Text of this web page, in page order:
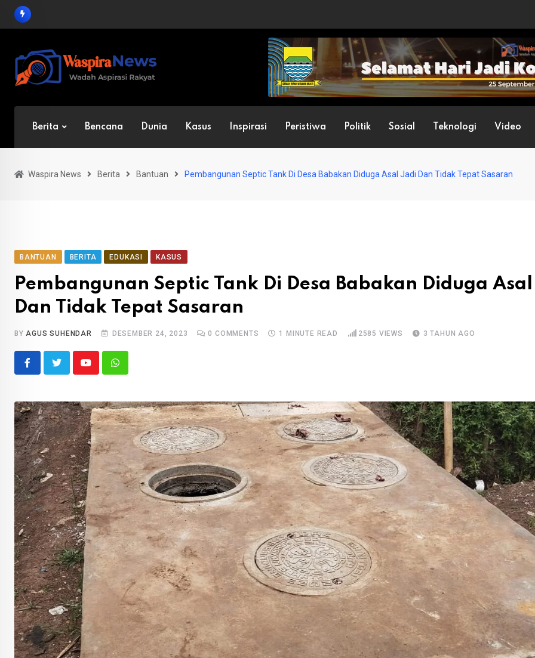
Skip
Berita Bencana Dunia Kasus Inspirasi Peristiwa Politik Sosial Teknologi Video
Waspira News Berita Bantuan Pembangunan Septic Tank Di Desa Babakan Diduga Asal Jadi Dan Tidak Tepat Sasaran
BANTUAN BERITA EDUKASI KASUS
Pembangunan Septic Tank Di Desa Babakan Diduga
Dan Tidak Tepat Sasaran
BYAGUS SUHENDAR DESEMBER 24, 2023 0 COMMENTS 1 MINUTE READ 2585 VIEWS 3 TAHUN AGO
YoutubeWhatsapp